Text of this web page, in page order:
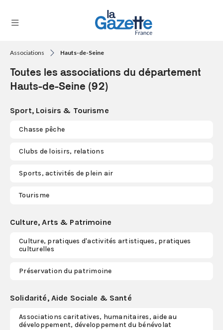
RÉGIONS
FORMATS
TENDANCES
SERVICES
connecter
S'abonner
Associations Hauts-de-Seine
Toutes les associations du département
Hauts-de-Seine (92)
Sport, Loisirs & Tourisme
Chasse pêche
Clubs de loisirs, relations
Sports, activités de plein air
Tourisme
Culture, Arts & Patrimoine
Culture, pratiques d'activités artistiques, pratiques
culturelles
Préservation du patrimoine
Solidarité, Aide Sociale & Santé
Associations caritatives, humanitaires, aide au
développement, développement du bénévolat